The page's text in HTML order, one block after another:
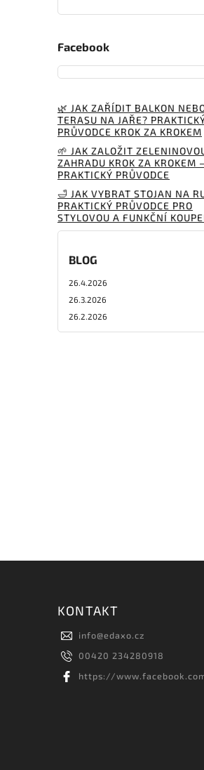
Facebook
🌿 JAK ZAŘÍDIT BALKON
TERASU NA JAŘE?
PRŮVODCE KROK ZA KROKEM
🌱 JAK ZALOŽIT
ZAHRADU KROK ZA KROKEM –
PRAKTICKÝ PRŮVODCE
🛁 JAK VYBRAT STOJAN NA
PRAKTICKÝ PRŮVODCE PRO
STYLOVOU A FUNKČNÍ
BLOG
26.4.2026
26.3.2026
26.2.2026
KONTAKT
info@edaxo.cz
00420 234280918
https://